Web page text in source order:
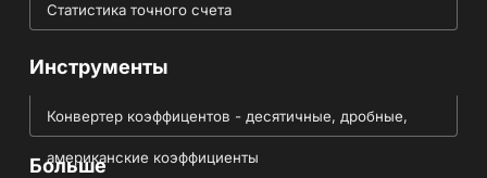
Статистика точного счета
Инструменты
Конвертер коэффицентов - десятичные, дробные,
американские коэффициенты
Больше